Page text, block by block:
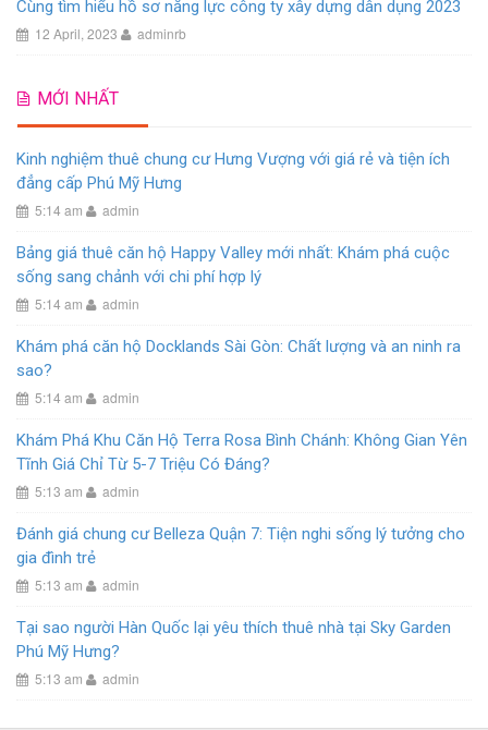
Cùng tìm hiểu hồ sơ năng lực công ty xây dựng dân dụng 2023
12 April, 2023 adminrb
MỚI NHẤT
Kinh nghiệm thuê chung cư Hưng Vượng với giá rẻ và tiện ích
đẳng cấp Phú Mỹ Hưng
5:14 am admin
Bảng giá thuê căn hộ Happy Valley mới nhất: Khám phá cuộc
sống sang chảnh với chi phí hợp lý
5:14 am admin
Khám phá căn hộ Docklands Sài Gòn: Chất lượng và an ninh ra
sao?
5:14 am admin
Khám Phá Khu Căn Hộ Terra Rosa Bình Chánh: Không Gian Yên
Tĩnh Giá Chỉ Từ 5-7 Triệu Có Đáng?
5:13 am admin
Đánh giá chung cư Belleza Quận 7: Tiện nghi sống lý tưởng cho
gia đình trẻ
5:13 am admin
Tại sao người Hàn Quốc lại yêu thích thuê nhà tại Sky Garden
Phú Mỹ Hưng?
5:13 am admin